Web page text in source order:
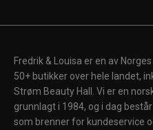
Fredrik & Louisa er en av
50+ butikker over hele landet,
Strøm Beauty Hall. Vi er en
grunnlagt i 1984, og i dag
som brenner for kundeservice